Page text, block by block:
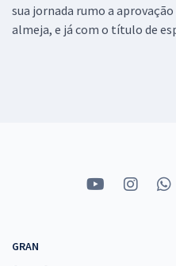
sua jornada rumo a
almeja, e já com o título de
GRAN